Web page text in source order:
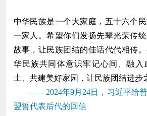
中华民族是一个大家庭，五十六个
一家人。希望你们发扬先辈光荣传
故事，让民族团结的佳话代代相传
华民族共同体意识牢记心间、融入
土、共建美好家园，让民族团结进步
——2024年9月24日，习近平给普
盟誓代表后代的回信